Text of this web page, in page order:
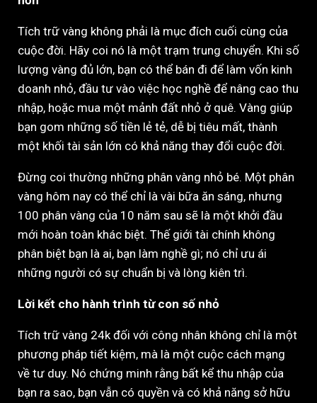
Tích trữ vàng không phải là mục đích cuối cùng của
cuộc đời. Hãy coi nó là một trạm trung chuyển. Khi số
lượng vàng đủ lớn, bạn có thể bán đi để làm vốn kinh
doanh nhỏ, đầu tư vào việc học nghề để nâng cao thu
nhập, hoặc mua một mảnh đất nhỏ ở quê. Vàng giúp
bạn gom những số tiền lẻ tẻ, dễ bị tiêu mất, thành
một khối tài sản lớn có khả năng thay đổi cuộc đời.
Đừng coi thường những phân vàng nhỏ bé. Một phân
vàng hôm nay có thể chỉ là vài bữa ăn sáng, nhưng
100 phân vàng của 10 năm sau sẽ là một khởi đầu
mới hoàn toàn khác biệt. Thế giới tài chính không
phân biệt bạn là ai, bạn làm nghề gì; nó chỉ ưu ái
những người có sự chuẩn bị và lòng kiên trì.
Lời kết cho hành trình từ con số nhỏ
Tích trữ vàng 24k đối với công nhân không chỉ là một
phương pháp tiết kiệm, mà là một cuộc cách mạng
về tư duy. Nó chứng minh rằng bất kể thu nhập của
bạn ra sao, bạn vẫn có quyền và có khả năng sở hữu